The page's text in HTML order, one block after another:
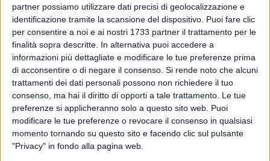
partner possiamo utilizzare dati precisi di geolocalizzazione e
identificazione tramite la scansione del dispositivo. Puoi fare clic
per consentire a noi e ai nostri 1733 partner il trattamento per le
finalità sopra descritte. In alternativa puoi accedere a
informazioni più dettagliate e modificare le tue preferenze prima
di acconsentire o di negare il consenso. Si rende noto che alcuni
trattamenti dei dati personali possono non richiedere il tuo
consenso, ma hai il diritto di opporti a tale trattamento. Le tue
preferenze si applicheranno solo a questo sito web. Puoi
modificare le tue preferenze o revocare il consenso in qualsiasi
momento tornando su questo sito e facendo clic sul pulsante
"Privacy" in fondo alla pagina web.
Domenica 22 Febbraio, alle ore 19.00, presso la libreria
Persepolis di Andria, la scrittrice Luana Lamparelli presenta
il suo nuovo libro Piccoli silenzi desiderabili. In un
susseguirsi di personaggi autentici, con espedienti di volta in
volta diversi, le tematiche affrontate dall'autrice sono
molteplici. Si riflette sull'amore e sulla morte ed è trattato
anche il tema dell'eterna lotta tra gioia e tristezza. L'universo
del racconto è costruito tra giochi di corrispondenze e
analogie, triangoli sentimentali e ricordi che riaffiorano,